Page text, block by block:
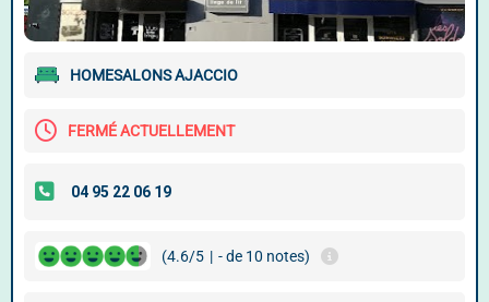
HOMESALONS AJACCIO
FERMÉ ACTUELLEMENT
(4.6/5 | - de 10 notes)